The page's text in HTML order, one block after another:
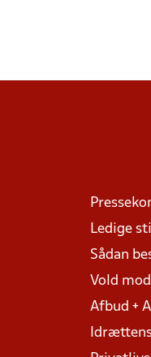
Ledige
Sådan
Vold
Afbud +